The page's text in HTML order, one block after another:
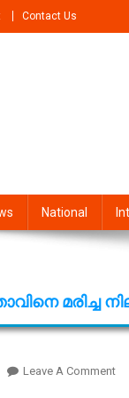
Contact Us
Media
National
മരിച്ച
Leave A CommentOn